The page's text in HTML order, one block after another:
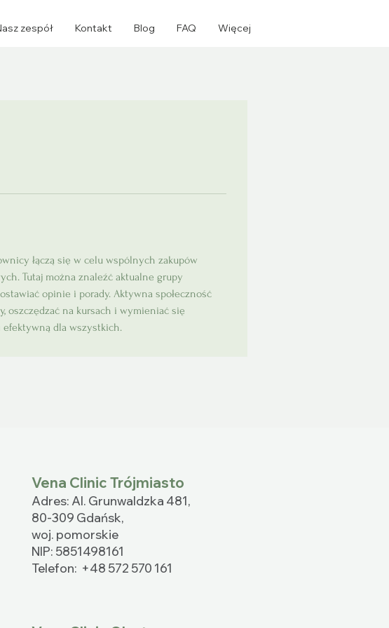
zespół Kontakt Blog FAQ Więcej
łączą się w celu wspólnych zakupów
Tutaj można znaleźć aktualne grupy
opinie i porady. Aktywna społeczność
oszczędzać na kursach i wymieniać się
efektywną dla wszystkich.
Vena Clinic Trójmiasto
Adres: Al. Grunwaldzka 481,
80-309 Gdańsk,
woj. pomorskie​
NIP: 5851498161
Telefon: +48 572 570 161